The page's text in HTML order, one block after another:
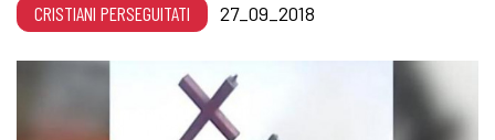
CRISTIANI PERSEGUITATI 27_09_2018